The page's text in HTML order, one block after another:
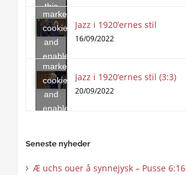
this
content
marketing
cookies
and
enable
this
content
Jazz i 1920’ernes stil
16/09/2022
Click
to
accept
marketing
cookies
and
enable
Jazz i 1920’ernes stil (3:3)
20/09/2022
Seneste nyheder
Æ uchs ouer å synnejysk – Pusse 6:16